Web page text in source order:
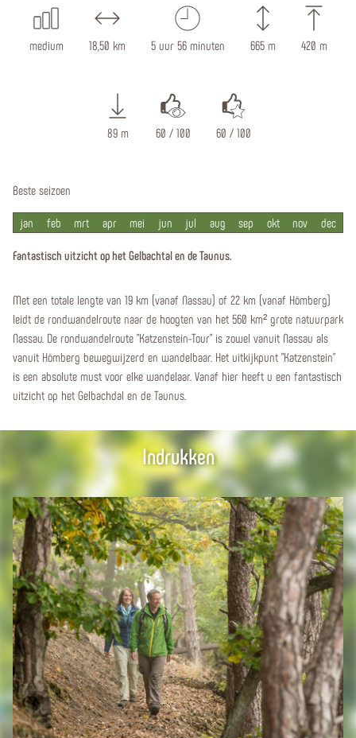
medium 18,50 km 5 uur 56 minuten 665 m 420 m
89 m 60 / 100 60 / 100
Beste seizoen
jan feb mrt apr mei jun jul aug sep okt nov dec
Fantastisch uitzicht op het Gelbachtal en de Taunus.
Met een totale lengte van 19 km (vanaf Nassau) of 22 km (vanaf Hömberg)
leidt de rondwandelroute naar de hoogten van het 560 km² grote natuurpark
Nassau. De rondwandelroute "Katzenstein-Tour" is zowel vanuit Nassau als
vanuit Hömberg bewegwijzerd en wandelbaar. Het uitkijkpunt "Katzenstein"
is een absolute must voor elke wandelaar. Vanaf hier heeft u een fantastisch
uitzicht op het Gelbachdal en de Taunus.
Indrukken